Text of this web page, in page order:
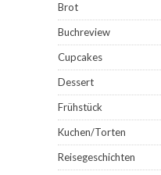
Brot
Buchreview
Cupcakes
Dessert
Frühstück
Kuchen/Torten
Reisegeschichten